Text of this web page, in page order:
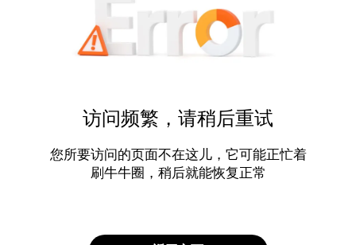
访问频繁，请稍后重试
您所要访问的页面不在这儿，它可能正忙着
刷牛牛圈，稍后就能恢复正常